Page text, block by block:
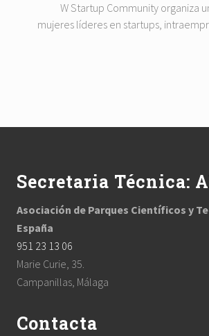
t
W Startup Community organiza
mujeres líderes en startups,
Secretaria Técnica:
Asociación de Parques Científicos y
España
951 23 13 06
Marie Curie, 35.
Campanillas, Málaga
Contacta